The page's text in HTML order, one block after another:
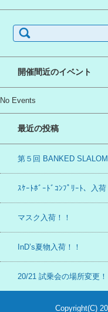
索:
開催間近のイベント
No Events
最近の投稿
第５回 BANKED
ｽｹｰﾄﾎﾞｰﾄﾞｺﾝﾌﾟﾘｰﾄ、入荷
マスク入荷！！
InD’s夏物入荷！！
20/21 試乗会の場所変更！
Copyright(C)